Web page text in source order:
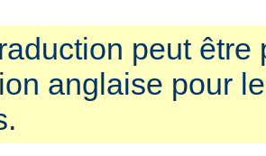
peut être
anglaise pour